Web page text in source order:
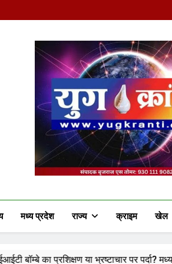
Yug Kranti
मध्य प्रदेश राज्य क्राइम खेल
भ्रष्टाचार पर पर्दा? मध्य प्रदेश के लोक निर्माण